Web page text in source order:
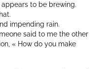
to be brewing.
impending rain.
said to me the other
« How do you make